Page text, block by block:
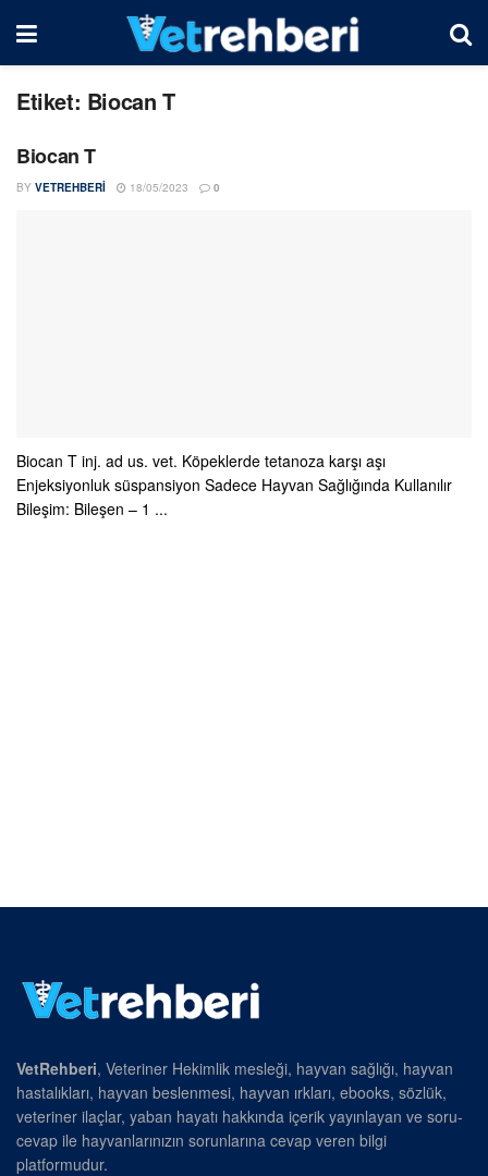
Etiket: Biocan T
Biocan T
BY VETREHBERI 18/05/2023 0
Biocan T inj. ad us. vet. Köpeklerde tetanoza karşı aşı
Enjeksiyonluk süspansiyon Sadece Hayvan Sağlığında Kullanılır
Bileşim: Bileşen – 1 ...
VetRehberi, Veteriner Hekimlik mesleği, hayvan sağlığı, hayvan
hastalıkları, hayvan beslenmesi, hayvan ırkları, ebooks, sözlük,
veteriner ilaçlar, yaban hayatı hakkında içerik yayınlayan ve soru-
cevap ile hayvanlarınızın sorunlarına cevap veren bilgi
platformudur.